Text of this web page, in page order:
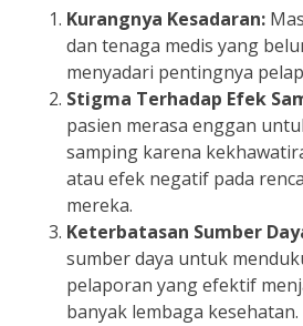
Kurangnya Kesadaran:
dan tenaga medis yang
menyadari pentingnya
Stigma Terhadap Efek
pasien merasa enggan
samping karena
atau efek negatif pada
mereka.
Keterbatasan Sumber
sumber daya untuk
pelaporan yang efektif
banyak lembaga kesehatan.